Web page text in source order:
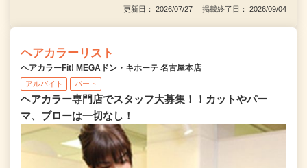
更新日： 2026/07/27 掲載終了日： 2026/09/04
ヘアカラーリスト
ヘアカラーFit! MEGAドン・キホーテ 名古屋本店
アルバイト パート
ヘアカラー専門店でスタッフ大募集！！カットやパー
マ、ブローは一切なし！